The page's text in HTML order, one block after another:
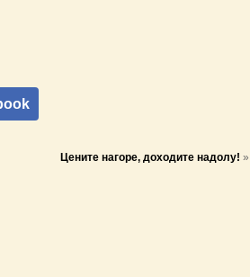
Цените нагоре, доходите надолу! »